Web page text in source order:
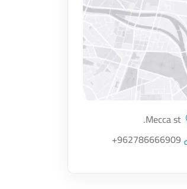
اضغط لتحميل الموقع
Mecca st.
+962786666909